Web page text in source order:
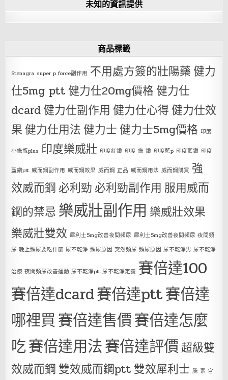
未知的資訊提供
商品標籤
Stenagra super p force副作用 不用處方簽的壯陽藥健力
仕5mg ptt健力仕20mg價格健力仕
dcard健力仕副作用 健力仕心得健力仕效
果健力仕用法健力士健力士5mg價格 印度
小綠瓶plus 印度樂威壯 印度紅鑽 印度 綠 鑽 印度藍p 印度藍鑽 印度
藍鑽ptt 威而鋼副作用 威而鋼效果 威而鋼 正品 威而鋼用法 威而鋼購買 強
效威而鋼 必利勁 必利勁副作用 服用威而
鋼的禁忌 樂威壯副作用 樂威壯效果
樂威壯雙效 犀利士5mg改善夜間頻尿 犀利士5mg改善夜間頻尿 夜間頻
尿 晚上頻尿要吃什麼 尿不乾淨 頻尿原因 突然頻尿 頻尿原因 尿不乾淨男 尿不乾淨
治療 夜間頻尿改善運動 尿不乾淨ptt 尿不乾淨定義 賽倍達100
賽倍達dcard賽倍達ptt賽倍達
哪裡買賽倍達售價賽倍達怎麼
吃賽倍達用法賽倍達評價超級雙
效威而鋼 雙效威而鋼ptt 雙效犀利士 騰 素 官